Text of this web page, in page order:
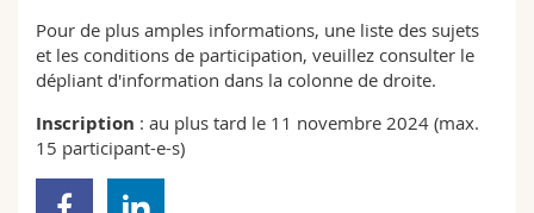
Pour de plus amples informations, une liste des sujets
et les conditions de participation, veuillez consulter le
dépliant d'information dans la colonne de droite.
Inscription : au plus tard le 11 novembre 2024 (max.
15 participant-e-s)